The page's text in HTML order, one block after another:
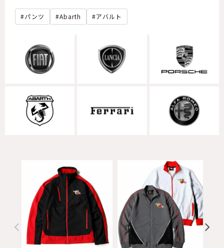
パンツ Abarth アバルト